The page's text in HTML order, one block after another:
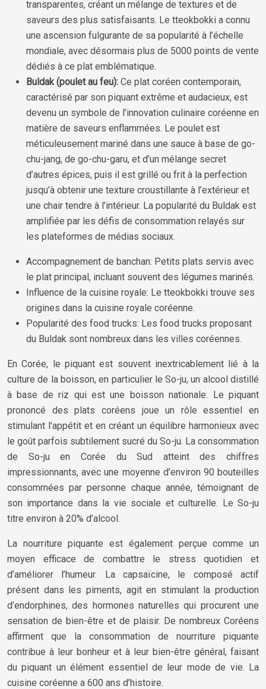
transparentes, créant un mélange de textures et de
saveurs des plus satisfaisants. Le tteokbokki a connu
une ascension fulgurante de sa popularité à l’échelle
mondiale, avec désormais plus de 5000 points de vente
dédiés à ce plat emblématique.
Buldak (poulet au feu): Ce plat coréen contemporain,
caractérisé par son piquant extrême et audacieux, est
devenu un symbole de l’innovation culinaire coréenne en
matière de saveurs enflammées. Le poulet est
méticuleusement mariné dans une sauce à base de go-
chu-jang, de go-chu-garu, et d’un mélange secret
d’autres épices, puis il est grillé ou frit à la perfection
jusqu’à obtenir une texture croustillante à l’extérieur et
une chair tendre à l’intérieur. La popularité du Buldak est
amplifiée par les défis de consommation relayés sur
les plateformes de médias sociaux.
Accompagnement de banchan: Petits plats servis avec
le plat principal, incluant souvent des légumes marinés.
Influence de la cuisine royale: Le tteokbokki trouve ses
origines dans la cuisine royale coréenne.
Popularité des food trucks: Les food trucks proposant
du Buldak sont nombreux dans les villes coréennes.
En Corée, le piquant est souvent inextricablement lié à la
culture de la boisson, en particulier le So-ju, un alcool distillé
à base de riz qui est une boisson nationale. Le piquant
prononcé des plats coréens joue un rôle essentiel en
stimulant l’appétit et en créant un équilibre harmonieux avec
le goût parfois subtilement sucré du So-ju. La consommation
de So-ju en Corée du Sud atteint des chiffres
impressionnants, avec une moyenne d’environ 90 bouteilles
consommées par personne chaque année, témoignant de
son importance dans la vie sociale et culturelle. Le So-ju
titre environ à 20% d’alcool.
La nourriture piquante est également perçue comme un
moyen efficace de combattre le stress quotidien et
d’améliorer l’humeur. La capsaïcine, le composé actif
présent dans les piments, agit en stimulant la production
d’endorphines, des hormones naturelles qui procurent une
sensation de bien-être et de plaisir. De nombreux Coréens
affirment que la consommation de nourriture piquante
contribue à leur bonheur et à leur bien-être général, faisant
du piquant un élément essentiel de leur mode de vie. La
cuisine coréenne a 600 ans d’histoire.